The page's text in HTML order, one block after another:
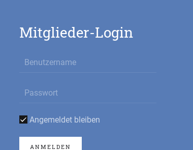
Mitglieder-Login
Angemeldet bleiben
ANMELDEN